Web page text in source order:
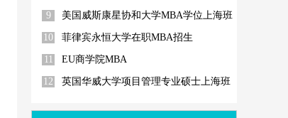
9 美国威斯康星协和大学MBA学位上海班
10 菲律宾永恒大学在职MBA招生
11 EU商学院MBA
12 英国华威大学项目管理专业硕士上海班